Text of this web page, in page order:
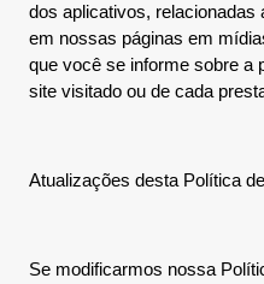
dos aplicativos, relacionadas
em nossas páginas em
que você se informe sobre a
site visitado ou de cada
Atualizações desta Política
Se modificarmos nossa